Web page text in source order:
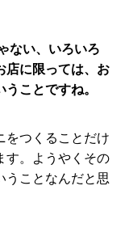
ない、いろいろ
店に限っては、お
ことですね。
をつくることだけ
す。ようやくその
うことなんだと思